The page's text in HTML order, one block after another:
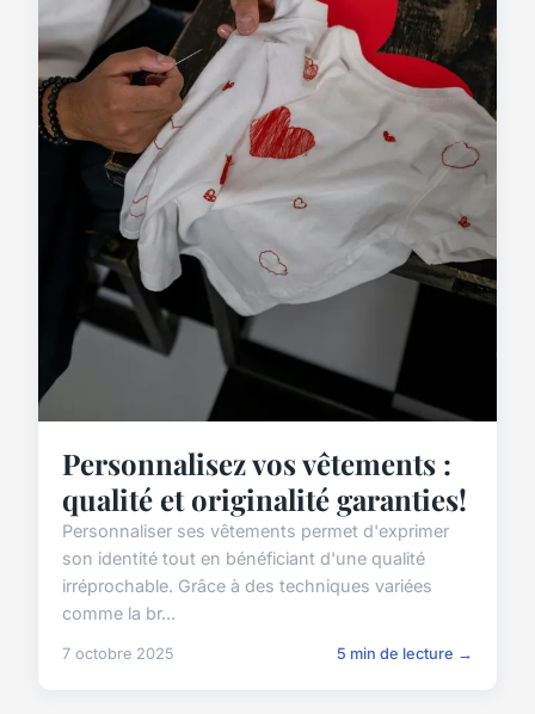
Personnalisez vos vêtements :
qualité et originalité garanties!
Personnaliser ses vêtements permet d'exprimer
son identité tout en bénéficiant d'une qualité
irréprochable. Grâce à des techniques variées
comme la br...
7 octobre 2025 5 min de lecture →